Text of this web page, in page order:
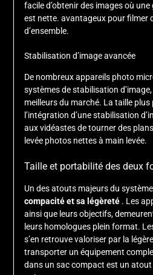
facile d’obtenir des images où
est nette. avantageux pour filmer
d’ensemble.
Stabilisation d’image avancée
De nombreux appareils photo
systèmes de stabilisation
meilleurs du marché. La taille
l’intégration d’une stabilisation
aux vidéastes de tourner des
levée photos nettes à main levée.
Taille et portabilité des deux
Un des atouts majeurs du
compacité et sa légèreté. Les
ainsi que leurs objectifs,
leurs homologues plein format.
s’en retrouve valoriser par la
transporter un équipement
dans un sac compact est un